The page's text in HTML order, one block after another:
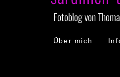
Fotoblog von
Über mich